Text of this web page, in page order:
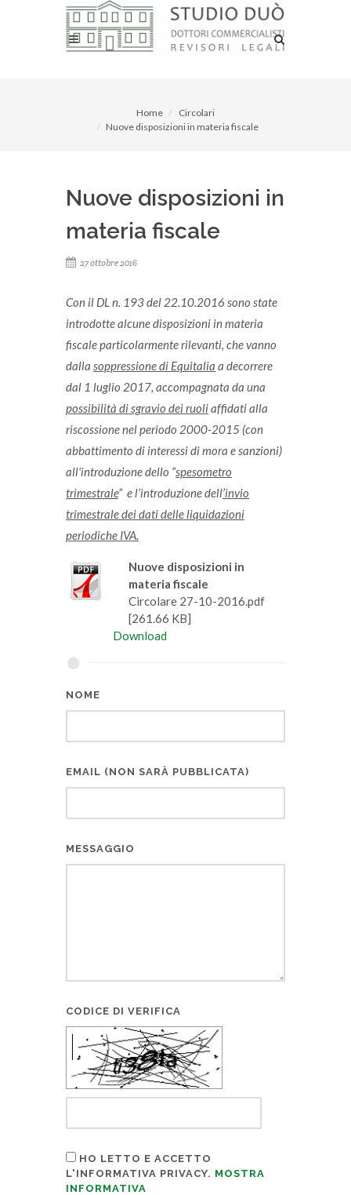
Home
Circolari
Nuove disposizioni in materia fiscale
Nuove disposizioni in
materia fiscale
27 ottobre 2016
Con il DL n. 193 del 22.10.2016 sono state
introdotte alcune disposizioni in materia
fiscale particolarmente rilevanti, che vanno
dalla soppressione di Equitalia a decorrere
dal 1 luglio 2017, accompagnata da una
possibilità di sgravio dei ruoliaffidati alla
riscossione nel periodo 2000-2015 (con
abbattimento di interessi di mora e sanzioni)
all'introduzione dello “spesometro
trimestrale” e l’introduzione dell’invio
trimestrale dei dati delle liquidazioni
periodiche IVA.
Nuove disposizioni in
materia fiscale
Circolare 27-10-2016.pdf
[261.66 KB]
Download
NOME
EMAIL (NON SARÀ PUBBLICATA)
MESSAGGIO
CODICE DI VERIFICA
HO LETTO E ACCETTO
L'INFORMATIVA PRIVACY. MOSTRA
INFORMATIVA